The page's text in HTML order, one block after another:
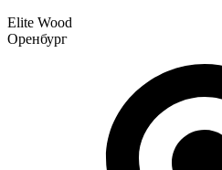
Elite Wood
Оренбург